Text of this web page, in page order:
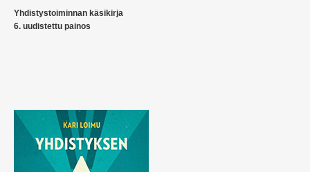
Yhdistystoiminnan käsikirja
6. uudistettu painos